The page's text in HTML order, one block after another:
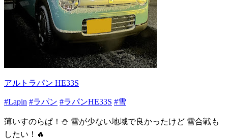
アルトラパン HE33S
#Lapin #ラパン #ラパンHE33S #雪
薄いすのらぱ！⛄️ 雪が少ない地域で良かったけど 雪合戦も
したい！🔥